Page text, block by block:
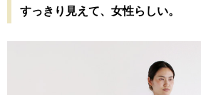
すっきり見えて、女性らしい。